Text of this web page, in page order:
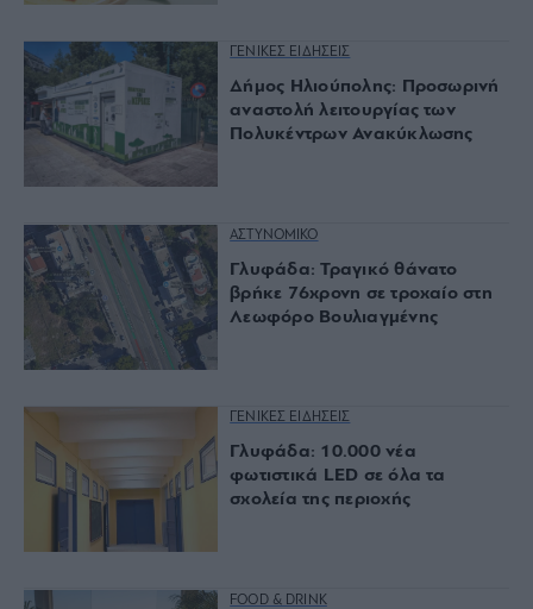
ΓΕΝΙΚΕΣ ΕΙΔΗΣΕΙΣ
Δήμος Ηλιούπολης: Προσωρινή
αναστολή λειτουργίας των
Πολυκέντρων Ανακύκλωσης
ΑΣΤΥΝΟΜΙΚΟ
Γλυφάδα: Τραγικό θάνατο
βρήκε 76χρονη σε τροχαίο στη
Λεωφόρο Βουλιαγμένης
ΓΕΝΙΚΕΣ ΕΙΔΗΣΕΙΣ
Γλυφάδα: 10.000 νέα
φωτιστικά LED σε όλα τα
σχολεία της περιοχής
FOOD & DRINK